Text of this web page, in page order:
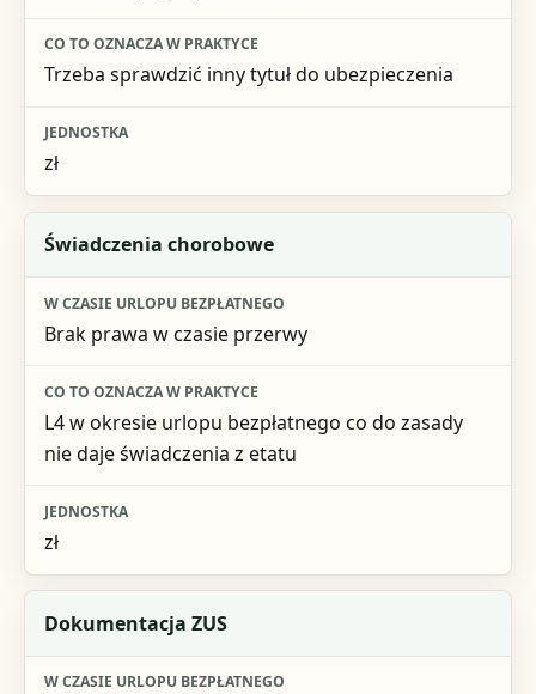
Trzeba sprawdzić inny tytuł do ubezpieczenia
zł
Świadczenia chorobowe
Brak prawa w czasie przerwy
L4 w okresie urlopu bezpłatnego co do zasady
nie daje świadczenia z etatu
zł
Dokumentacja ZUS